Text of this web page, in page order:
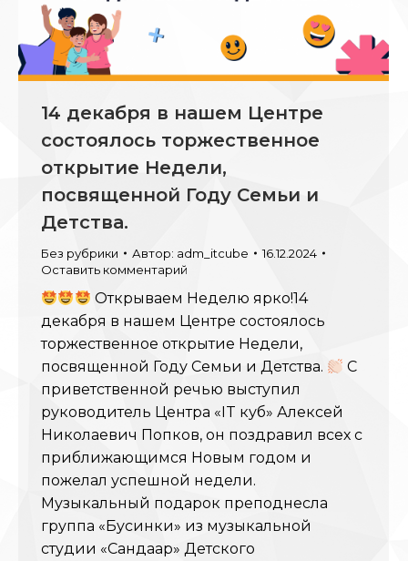
14 декабря в нашем Центре
состоялось торжественное
открытие Недели,
посвященной Году Семьи и
Детства.
Без рубрики Автор: adm_itcube
16.12.2024
Оставить комментарий
Открываем Неделю ярко!14
декабря в нашем Центре состоялось
торжественное открытие Недели,
посвященной Году Семьи и Детства.
С
приветственной речью выступил
руководитель Центра «IT куб» Алексей
Николаевич Попков, он поздравил всех с
приближающимся Новым годом и
пожелал успешной недели.
Музыкальный подарок преподнесла
группа «Бусинки» из музыкальной
студии «Сандаар» Детского